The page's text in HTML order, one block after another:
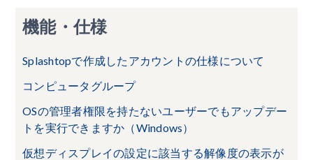
機能・仕様
Splashtopで作成したアカウントの仕様について
コンピュータグループ
OSの管理者権限を持たないユーザーでもアップデー
トを実行できますか（Windows）
仮想ディスプレイの設定に該当する解像度の表示が